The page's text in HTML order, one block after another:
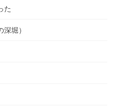
た
堀）